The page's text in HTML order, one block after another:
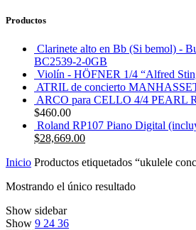
Productos
Clarinete alto en Bb (Si bemol) -
BC2539-2-0GB
Violín - HÖFNER 1/4 “Alfred
ATRIL de concierto
ARCO para CELLO 4/4 PEARL
$460.00
Roland RP107 Piano Digital
$28,669.00
Inicio Productos etiquetados “ukulele
Mostrando el único resultado
Show sidebar
Show 9 24 36